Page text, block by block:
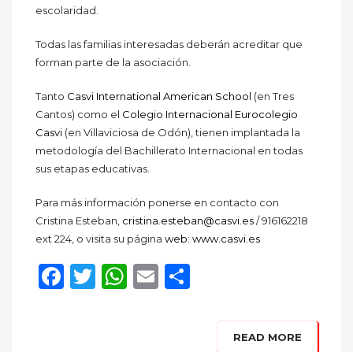
escolaridad.
Todas las familias interesadas deberán acreditar que
forman parte de la asociación.
Tanto Casvi International American School (en Tres
Cantos) como el Colegio Internacional Eurocolegio
Casvi (en Villaviciosa de Odón), tienen implantada la
metodología del Bachillerato Internacional en todas
sus etapas educativas.
Para más información ponerse en contacto con
Cristina Esteban, cristina.esteban@casvi.es/ 916162218
ext 224, o visita su página web: www.casvi.es
Facebook
Twitter
WhatsApp
Email
READ MORE